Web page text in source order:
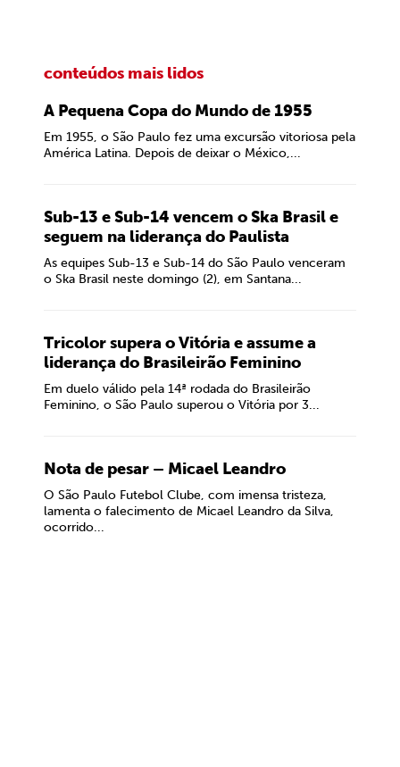
conteúdos mais lidos
A Pequena Copa do Mundo de 1955
Em 1955, o São Paulo fez uma excursão vitoriosa pela
América Latina. Depois de deixar o México,...
Sub-13 e Sub-14 vencem o Ska Brasil e
seguem na liderança do Paulista
As equipes Sub-13 e Sub-14 do São Paulo venceram
o Ska Brasil neste domingo (2), em Santana...
Tricolor supera o Vitória e assume a
liderança do Brasileirão Feminino
Em duelo válido pela 14ª rodada do Brasileirão
Feminino, o São Paulo superou o Vitória por 3...
Nota de pesar – Micael Leandro
O São Paulo Futebol Clube, com imensa tristeza,
lamenta o falecimento de Micael Leandro da Silva,
ocorrido...